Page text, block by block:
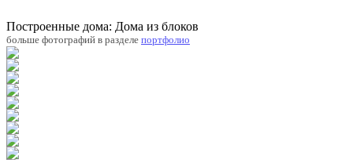
Построенные дома: Дома из блоков
больше фотографий в разделе портфолио